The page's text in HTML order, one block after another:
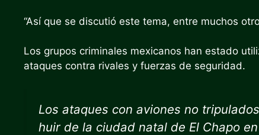
“Así que se discutió este tema, entre muchos
Los grupos criminales mexicanos han estado
ataques contra rivales y fuerzas de seguridad.
Los ataques con aviones no
huir de la ciudad natal de El Chapo